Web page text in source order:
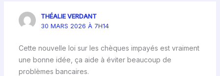
THÉALIE VERDANT
30 MARS 2026 À 7H14
Cette nouvelle loi sur les chèques impayés est vraiment
une bonne idée, ça aide à éviter beaucoup de
problèmes bancaires.